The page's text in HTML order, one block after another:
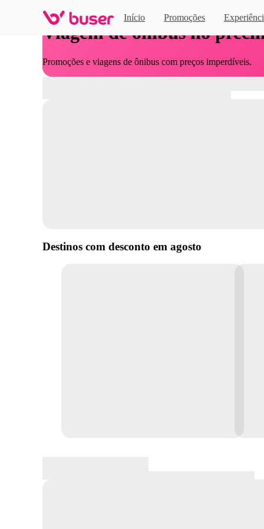
Início Promoções
Viagem de ônibus no
Promoções e viagens de ônibus com preços imperdíveis.
Destinos com desconto em agosto